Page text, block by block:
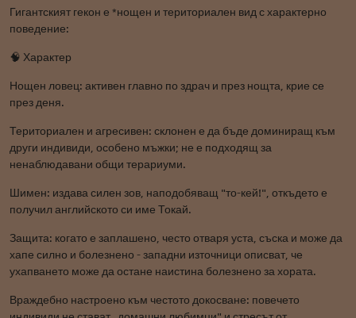
Гигантският гекон е *нощен и териториален вид с характерно
поведение:
🧠 Характер
Нощен ловец: активен главно по здрач и през нощта, крие се
през деня.
Териториален и агресивен: склонен е да бъде доминиращ към
други индивиди, особено мъжки; не е подходящ за
ненаблюдавани общи терариуми.
Шимен: издава силен зов, наподобяващ "то-кей!", откъдето е
получил английското си име Токай.
Защита: когато е заплашено, често отваря уста, съска и може да
хапе силно и болезнено - западни източници описват, че
ухапването може да остане наистина болезнено за хората.
Враждебно настроено към честото докосване: повечето